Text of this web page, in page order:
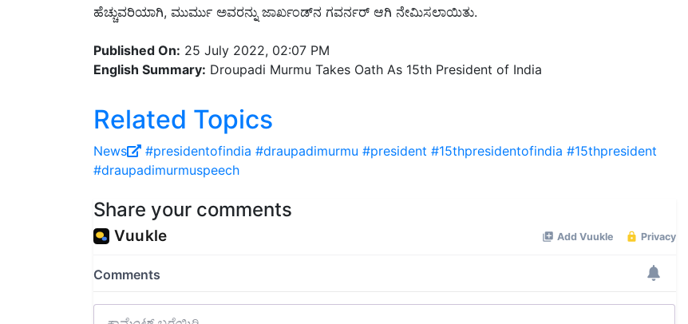
ಹೆಚ್ಚುವರಿಯಾಗಿ, ಮುರ್ಮು ಅವರನ್ನು ಜಾರ್ಖಂಡ್‌ನ ಗವರ್ನರ್ ಆಗಿ ನೇಮಿಸಲಾಯಿತು.
Published On: 25 July 2022, 02:07 PM
English Summary: Droupadi Murmu Takes Oath As 15th President of India
Related Topics
News #presidentofindia #draupadimurmu #president #15thpresidentofindia #15thpresident
#draupadimurmuspeech
Share your comments